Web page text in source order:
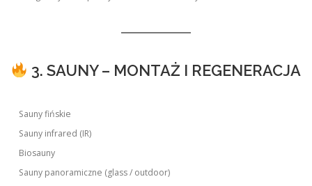
3. SAUNY – MONTAŻ I REGENERACJA
Sauny fińskie
Sauny infrared (IR)
Biosauny
Sauny panoramiczne (glass / outdoor)